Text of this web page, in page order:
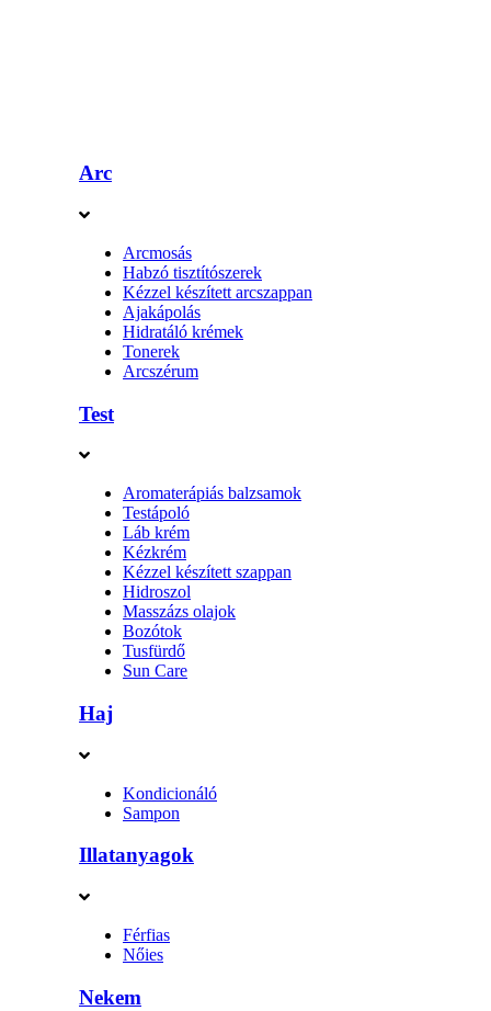
Arc
Arcmosás
Habzó tisztítószerek
Kézzel készített arcszappan
Ajakápolás
Hidratáló krémek
Tonerek
Arcszérum
Test
Aromaterápiás balzsamok
Testápoló
Láb krém
Kézkrém
Kézzel készített szappan
Hidroszol
Masszázs olajok
Bozótok
Tusfürdő
Sun Care
Haj
Kondicionáló
Sampon
Illatanyagok
Férfias
Nőies
Nekem